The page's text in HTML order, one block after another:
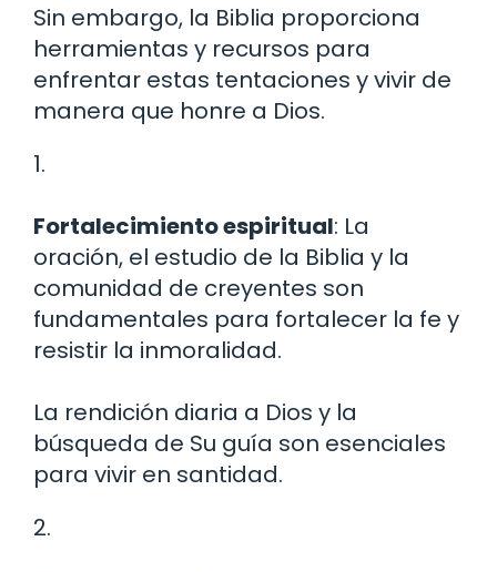
Sin embargo, la Biblia proporciona
herramientas y recursos para
enfrentar estas tentaciones y vivir de
manera que honre a Dios.
1.
Fortalecimiento espiritual: La
oración, el estudio de la Biblia y la
comunidad de creyentes son
fundamentales para fortalecer la fe y
resistir la inmoralidad.
La rendición diaria a Dios y la
búsqueda de Su guía son esenciales
para vivir en santidad.
2.